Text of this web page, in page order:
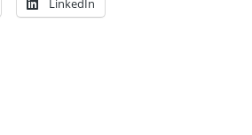
LinkedIn